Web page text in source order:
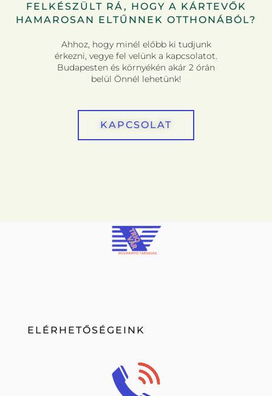
FELKÉSZÜLT RÁ, HOGY A KÁRTEVŐK
HAMAROSAN ELTŰNNEK OTTHONÁBÓL?
Ahhoz, hogy minél előbb ki tudjunk
érkezni, vegye fel velünk a kapcsolatot.
Budapesten és környékén akár 2 órán
belül Önnél lehetünk!
KAPCSOLAT
ELÉRHETŐSÉGEINK